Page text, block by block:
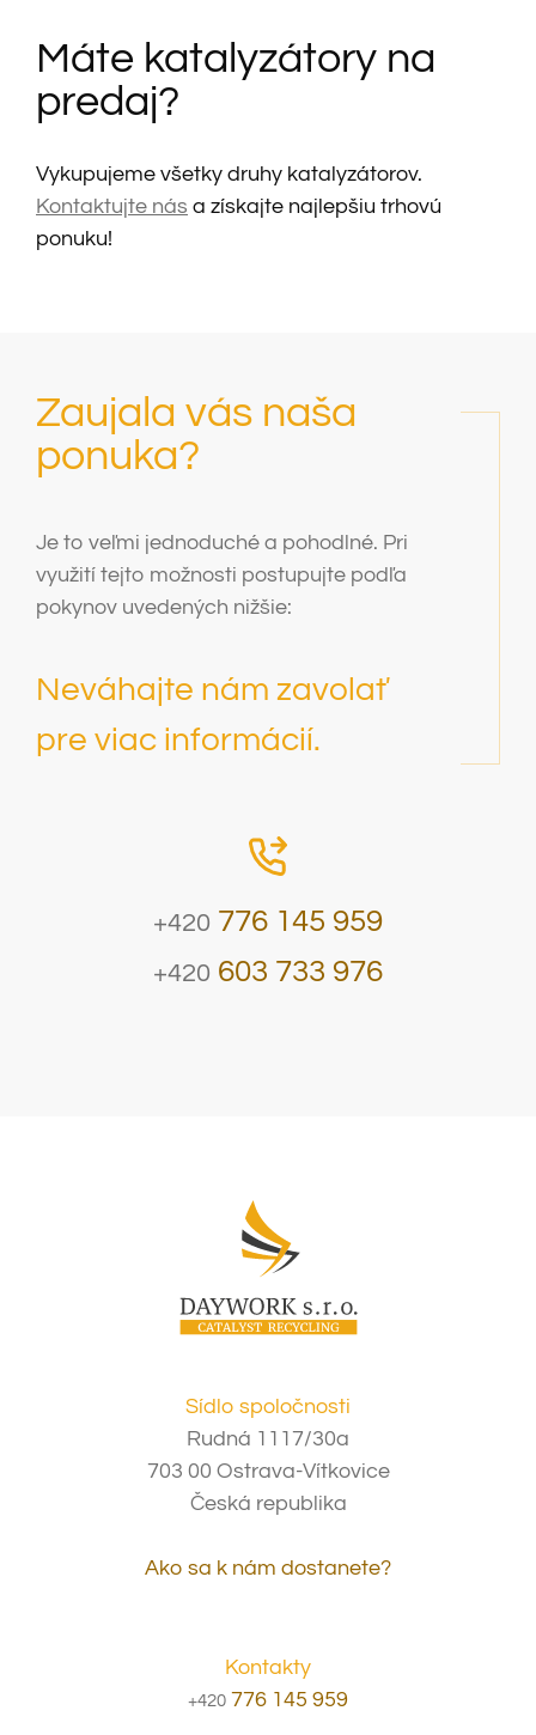
Máte katalyzátory na
predaj?
Vykupujeme všetky druhy katalyzátorov.
Kontaktujte nás a získajte najlepšiu trhovú
ponuku!
Zaujala vás naša
ponuka?
Je to veľmi jednoduché a pohodlné. Pri
využití tejto možnosti postupujte podľa
pokynov uvedených nižšie:
Neváhajte nám zavolať
pre viac informácií.
+420 776 145 959
+420 603 733 976
Sídlo spoločnosti
Rudná 1117/30a
703 00 Ostrava-Vítkovice
Česká republika
Ako sa k nám dostanete?
Kontakty
+420 776 145 959